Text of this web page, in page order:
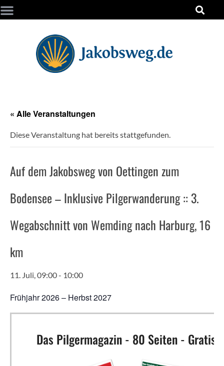
« Alle Veranstaltungen
Diese Veranstaltung hat bereits stattgefunden.
Auf dem Jakobsweg von Oettingen zum
Bodensee – Inklusive Pilgerwanderung :: 3.
Wegabschnitt von Wemding nach Harburg, 16
km
11. Juli, 09:00- 10:00
Frühjahr 2026 – Herbst 2027
Das Pilgermagazin - 80 Seiten - Gratis!